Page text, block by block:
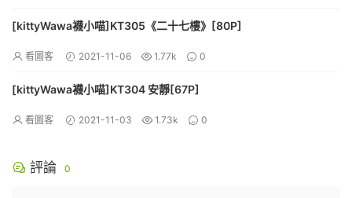
[kittyWawa襪小喵]KT305《二十七樓》[80P]
看圖客 2021-11-06 1.77k 0
[kittyWawa襪小喵]KT304 安靜[67P]
看圖客 2021-11-03 1.73k 0
評論 0